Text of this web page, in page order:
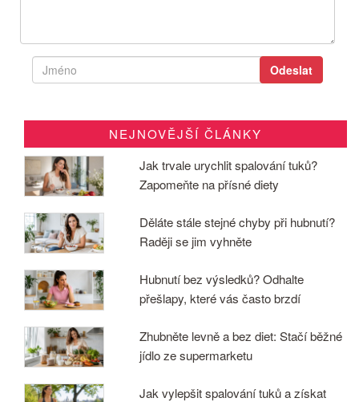
NEJNOVĚJŠÍ ČLÁNKY
Jak trvale urychlit spalování tuků?
Zapomeňte na přísné diety
Děláte stále stejné chyby při hubnutí?
Raději se jim vyhněte
Hubnutí bez výsledků? Odhalte
přešlapy, které vás často brzdí
Zhubněte levně a bez diet: Stačí běžné
jídlo ze supermarketu
Jak vylepšit spalování tuků a získat